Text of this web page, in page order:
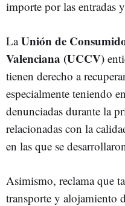
importe por las entradas
LaUnión de
Valenciana (UCCV)
tienen derecho a
especialmente teniendo
denunciadas durante la
relacionadas con la
en las que se
Asimismo, reclama que
transporte y alojamiento